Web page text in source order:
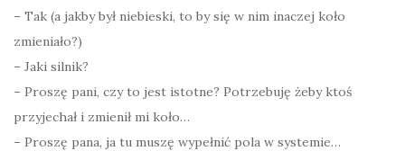
– Tak (a jakby był niebieski, to by się w nim inaczej koło
zmieniało?)
– Jaki silnik?
– Proszę pani, czy to jest istotne? Potrzebuję żeby ktoś
przyjechał i zmienił mi koło…
– Proszę pana, ja tu muszę wypełnić pola w systemie…